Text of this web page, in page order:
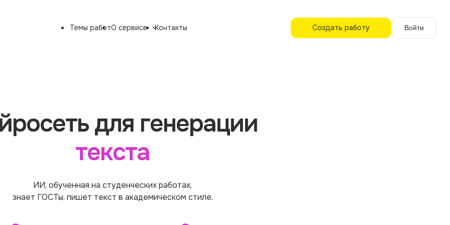
Темы работО сервисе Контакты Создать работу Войти
для генерации
текста
ИИ, обученная на студенческих работах,
знает ГОСТы, пишет текст в академическом стиле.